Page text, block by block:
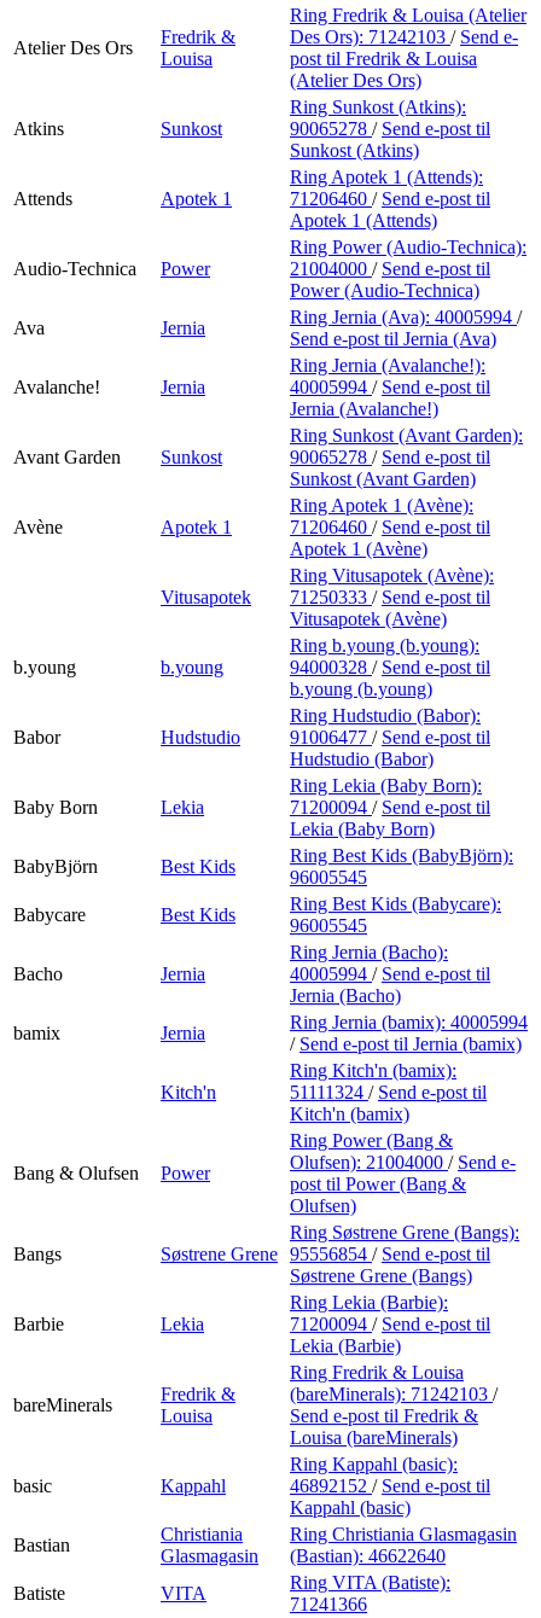
Atelier Des Ors
Fredrik &
Louisa
Ring Fredrik & Louisa (Atelier
Des Ors): 71242103 / Send e-
post til Fredrik & Louisa
(Atelier Des Ors)
Atkins Sunkost
Ring Sunkost (Atkins):
90065278 / Send e-post til
Sunkost (Atkins)
Attends Apotek 1
Ring Apotek 1 (Attends):
71206460 / Send e-post til
Apotek 1 (Attends)
Audio-Technica Power
Ring Power (Audio-Technica):
21004000 / Send e-post til
Power (Audio-Technica)
Ava
Jernia
Ring Jernia (Ava): 40005994 /
Send e-post til Jernia (Ava)
Avalanche! Jernia
Ring Jernia (Avalanche!):
40005994 / Send e-post til
Jernia (Avalanche!)
Avant Garden Sunkost
Ring Sunkost (Avant Garden):
90065278 / Send e-post til
Sunkost (Avant Garden)
Avène Apotek 1
Ring Apotek 1 (Avène):
71206460 / Send e-post til
Apotek 1 (Avène)
Vitusapotek
Ring Vitusapotek (Avène):
71250333 / Send e-post til
Vitusapotek (Avène)
b.young b.young
Ring b.young (b.young):
94000328 / Send e-post til
b.young (b.young)
Babor Hudstudio
Ring Hudstudio (Babor):
91006477 / Send e-post til
Hudstudio (Babor)
Baby Born Lekia
Ring Lekia (Baby Born):
71200094 / Send e-post til
Lekia (Baby Born)
BabyBjörn
Best Kids
Ring Best Kids (BabyBjörn):
96005545
Babycare
Best Kids
Ring Best Kids (Babycare):
96005545
Bacho Jernia
Ring Jernia (Bacho):
40005994 / Send e-post til
Jernia (Bacho)
bamix
Jernia
Ring Jernia (bamix): 40005994
/ Send e-post til Jernia (bamix)
Kitch'n
Ring Kitch'n (bamix):
51111324 / Send e-post til
Kitch'n (bamix)
Bang & Olufsen Power
Ring Power (Bang &
Olufsen): 21004000 / Send e-
post til Power (Bang &
Olufsen)
Bangs Søstrene Grene
Ring Søstrene Grene (Bangs):
95556854 / Send e-post til
Søstrene Grene (Bangs)
Barbie Lekia
Ring Lekia (Barbie):
71200094 / Send e-post til
Lekia (Barbie)
bareMinerals
Fredrik &
Louisa
Ring Fredrik & Louisa
(bareMinerals): 71242103 /
Send e-post til Fredrik &
Louisa (bareMinerals)
basic Kappahl
Ring Kappahl (basic):
46892152 / Send e-post til
Kappahl (basic)
Bastian
Christiania
Glasmagasin
Ring Christiania Glasmagasin
(Bastian): 46622640
Batiste
VITA
Ring VITA (Batiste):
71241366